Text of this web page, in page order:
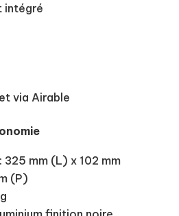
intégré
via Airable
325 mm (L) x 102 mm
(P)